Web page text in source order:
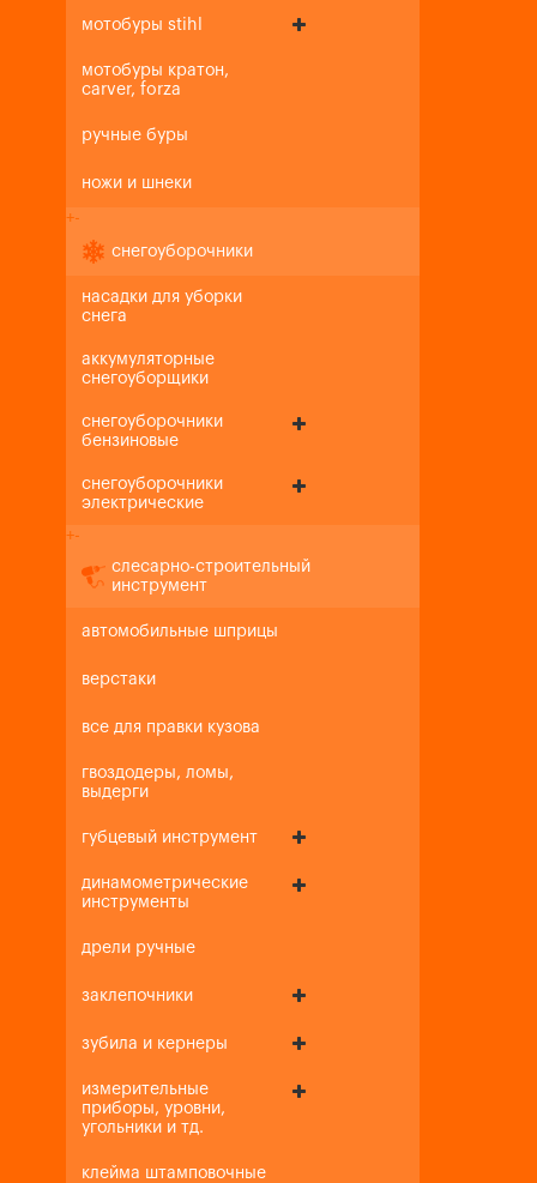
мотобуры stihl
мотобуры кратон,
carver, forza
ручные буры
ножи и шнеки
+-
снегоуборочники
насадки для уборки
снега
аккумуляторные
снегоуборщики
снегоуборочники
бензиновые
снегоуборочники
электрические
+-
слесарно-строительный
инструмент
автомобильные шприцы
верстаки
все для правки кузова
гвоздодеры, ломы,
выдерги
губцевый инструмент
динамометрические
инструменты
дрели ручные
заклепочники
зубила и кернеры
измерительные
приборы, уровни,
угольники и тд.
клейма штамповочные